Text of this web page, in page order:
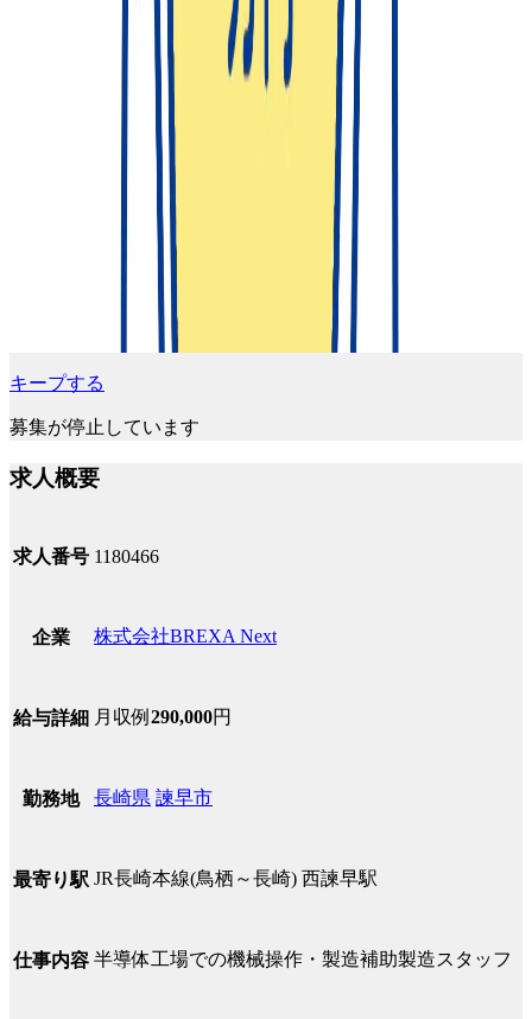
キープする
募集が停止しています
求人概要
求人番号 1180466
企業 株式会社BREXA Next
給与詳細 月収例 290,000円
勤務地 長崎県 諫早市
最寄り駅 JR長崎本線(鳥栖～長崎) 西諫早駅
仕事内容 半導体工場での機械操作・製造補助製造スタッフ